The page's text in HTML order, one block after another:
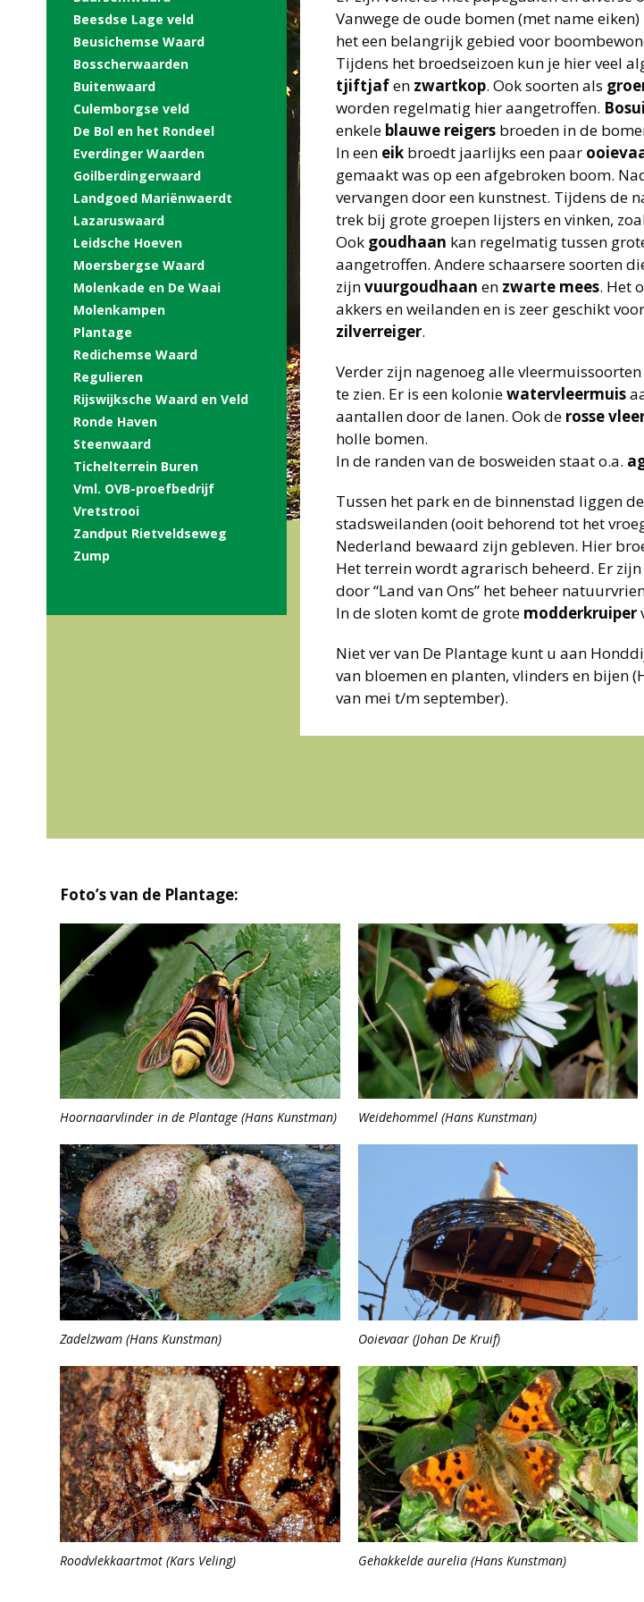
Beesdse Lage veld
Beusichemse Waard
Bosscherwaarden
Buitenwaard
Culemborgse veld
De Bol en het Rondeel
Everdinger Waarden
Goilberdingerwaard
Landgoed Mariënwaerdt
Lazaruswaard
Leidsche Hoeven
Moersbergse Waard
Molenkade en De Waai
Molenkampen
Plantage
Redichemse Waard
Regulieren
Rijswijksche Waard en Veld
Ronde Haven
Steenwaard
Tichelterrein Buren
Vml. OVB-proefbedrijf
Vretstrooi
Zandput Rietveldseweg
Zump
Vanwege de oude bomen (met name
het een belangrijk gebied voor
Tijdens het broedseizoen kun je hier veel
tjiftjafen zwartkop. Ook soorten als
worden regelmatig hier aangetroffen.
enkele blauwe reigers broeden in de
In een eik broedt jaarlijks een paar
gemaakt was op een afgebroken boom.
vervangen door een kunstnest. Tijdens de
trek bij grote groepen lijsters en vinken,
Ook goudhaan kan regelmatig tussen
aangetroffen. Andere schaarsere soorten
zijnvuurgoudhaan en zwarte mees. Het
akkers en weilanden en is zeer geschikt
zilverreiger.
Verder zijn nagenoeg alle
te zien. Er is een koloniewatervleermuis
aantallen door de lanen. Ook de rosse
holle bomen.
In de randen van de bosweiden staat o.a.
Tussen het park en de binnenstad liggen
stadsweilanden (ooit behorend tot het
Nederland bewaard zijn gebleven. Hier
Het terrein wordt agrarisch beheerd. Er
door “Land van Ons” het beheer
In de sloten komt de grote modderkruiper
Niet ver van De Plantage kunt u aan
van bloemen en planten, vlinders en bijen
van mei t/m september).
Foto’s van de Plantage:
Hoornaarvlinder in de Plantage (Hans Kunstman) Weidehommel (Hans Kunstman)
Zadelzwam (Hans Kunstman) Ooievaar (Johan De Kruif)
Roodvlekkaartmot (Kars Veling) Gehakkelde aurelia (Hans Kunstman)